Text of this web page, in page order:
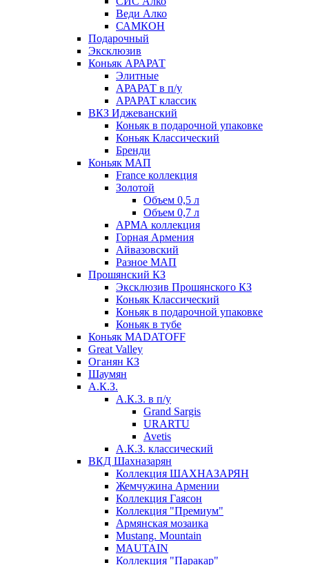
Веди Алко
САМКОН
Подарочный
Эксклюзив
Коньяк АРАРАТ
Элитные
АРАРАТ в п/у
АРАРАТ классик
ВКЗ Иджеванский
Коньяк в подарочной упаковке
Коньяк Классический
Бренди
Коньяк МАП
France коллекция
Золотой
Объем 0,5 л
Объем 0,7 л
АРМА коллекция
Горная Армения
Айвазовский
Разное МАП
Прошянский КЗ
Эксклюзив Прошянского КЗ
Коньяк Классический
Коньяк в подарочной упаковке
Коньяк в тубе
Коньяк MADATOFF
Great Valley
Оганян КЗ
Шаумян
А.К.З.
А.К.З. в п/у
Grand Sargis
URARTU
Avetis
А.К.З. классический
ВКД Шахназарян
Коллекция ШАХНАЗАРЯН
Жемчужина Армении
Коллекция Гаясон
Коллекция "Премиум"
Армянская мозаика
Mustang. Mountain
MAUTAIN
Коллекция "Паракар"